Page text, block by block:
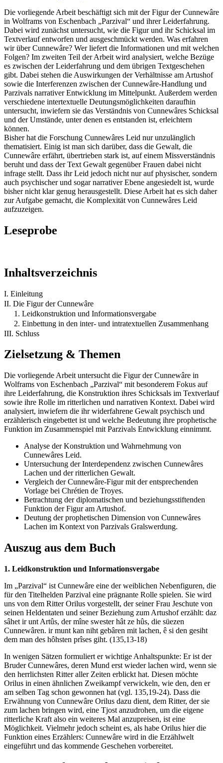
Die vorliegende Arbeit beschäftigt sich mit der Figur der Cunnewâre
in Wolframs von Eschenbach „Parzival“ und ihrer Leiderfahrung.
Dabei wird zunächst untersucht, wie die Figur und ihr Schicksal im
Textverlauf entworfen und ausgeschmückt werden. Was erfahren
wir über Cunnewâre? Wer liefert die Informationen und mit welchen
Folgen? Im zweiten Teil der Arbeit wird analysiert, welche Bezüge
es zwischen der Leiderfahrung und dem übrigen Textgeschehen
gibt. Dabei stehen die Auswirkungen der Verhältnisse am Artushof
sowie die Interferenzen zwischen der Cunnewâre-Handlung und
Parzivals narrativer Entwicklung im Mittelpunkt. Außerdem werden
verschiedene intertextuelle Deutungsmöglichkeiten daraufhin
untersucht, inwiefern sie das Verständnis von Cunnewâres Schicksal
und der Umstände, unter denen es entstanden ist, erleichtern
können.
Bisher hat die Forschung Cunnewâres Leid nur unzulänglich
thematisiert. Einig ist man sich darüber, dass die Gewalt, die
Cunnewâre erfährt, übertrieben stark ist, auf einem Missverständnis
beruht und dass der Text Gewalt gegenüber Frauen dabei nicht
infrage stellt. Dass ihr Leid jedoch nicht nur auf physischer, sondern
auch psychischer und sogar narrativer Ebene angesiedelt ist, wurde
bisher nicht klar genug herausgestellt. Diese Arbeit hat es sich daher
zur Aufgabe gemacht, die Komplexität von Cunnewâres Leid
aufzuzeigen.
Leseprobe
Inhaltsverzeichnis
I. Einleitung
II. Die Figur der Cunnewâre
1. Leidkonstruktion und Informationsvergabe
2. Einbettung in den inter- und intratextuellen Zusammenhang
III. Schluss
Zielsetzung & Themen
Die vorliegende Arbeit untersucht die Figur der Cunnewâre in
Wolframs von Eschenbach „Parzival“ mit besonderem Fokus auf
ihre Leiderfahrung, die Konstruktion ihres Schicksals im Textverlauf
sowie ihre Rolle im ritterlichen und narrativen Kontext. Dabei wird
analysiert, inwiefern die ihr widerfahrene Gewalt psychisch und
erzählerisch eingebettet ist und welche Bedeutung ihre prophetische
Funktion im Zusammenspiel mit Parzivals Entwicklung einnimmt.
Analyse der Konstruktion und Wahrnehmung von
Cunnewâres Leid.
Untersuchung der Interdependenz zwischen Cunnewâres
Lachen und der ritterlichen Gewalt.
Vergleich der Cunnewâre-Figur mit der entsprechenden
Vorlage bei Chrétien de Troyes.
Betrachtung der diplomatischen und beziehungsstiftenden
Funktion der Figur am Artushof.
Deutung der prophetischen Dimension von Cunnewâres
Lachen im Kontext von Parzivals Gralswerdung.
Auszug aus dem Buch
1. Leidkonstruktion und Informationsvergabe
Im „Parzival“ ist Cunnewâre eine der weiblichen Nebenfiguren, die
für den Titelhelden Parzival eine prägnante Rolle spielen. Sie wird
uns von dem Ritter Orilus vorgestellt, der seiner Frau Jeschute von
seinen Heldentaten und seiner Beziehung zum Artushof erzählt: daz
sâhet ir unt Artûs, der mîne swester hât ze hûs, die süezen
Cunnewâren. ir munt kan niht gebâren mit lachen, ê si den gesiht
dem man des hôhsten prîses giht. (135,13-18)
In wenigen Sätzen formuliert er wichtige Anhaltspunkte: Er ist der
Bruder Cunnewâres, deren Mund erst wieder lachen wird, wenn sie
den herrlichsten Ritter aller Zeiten erblickt hat. Diesen möchte
Orilus in einen ähnlichen Zweikampf verwickeln, wie den, den er
am selben Tag schon gewonnen hat (vgl. 135,19-24). Dass die
Erwähnung von Cunnewâre Orilus dazu dient, dem Ritter, der sie
zum lachen bringen wird, eine Tjost anzudrohen, um die eigene
ritterliche Kraft also ein weiteres Mal anzupreisen, ist eine
Möglichkeit. Vielmehr jedoch scheint es, als habe Orilus hier die
Funktion eines Erzählers: Cunnewâre wird in die Erzählwelt
eingeführt und das kommende Geschehen vorbereitet.